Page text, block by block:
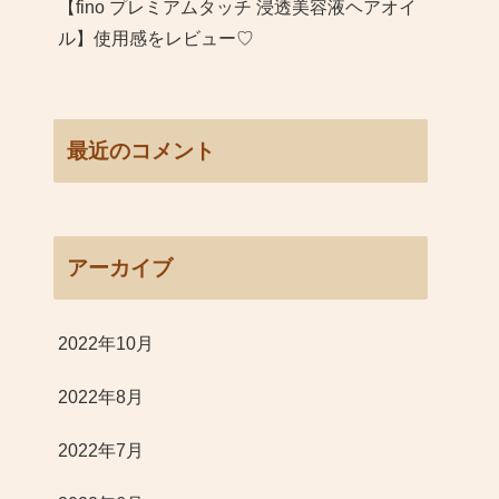
【fino プレミアムタッチ 浸透美容液ヘアオイ
ル】使用感をレビュー♡
最近のコメント
アーカイブ
2022年10月
2022年8月
2022年7月